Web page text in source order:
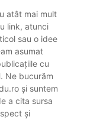
atât mai mult
link, atunci
sau o idee
asumat
cu
Ne bucurăm
și suntem
a cita sursa
și